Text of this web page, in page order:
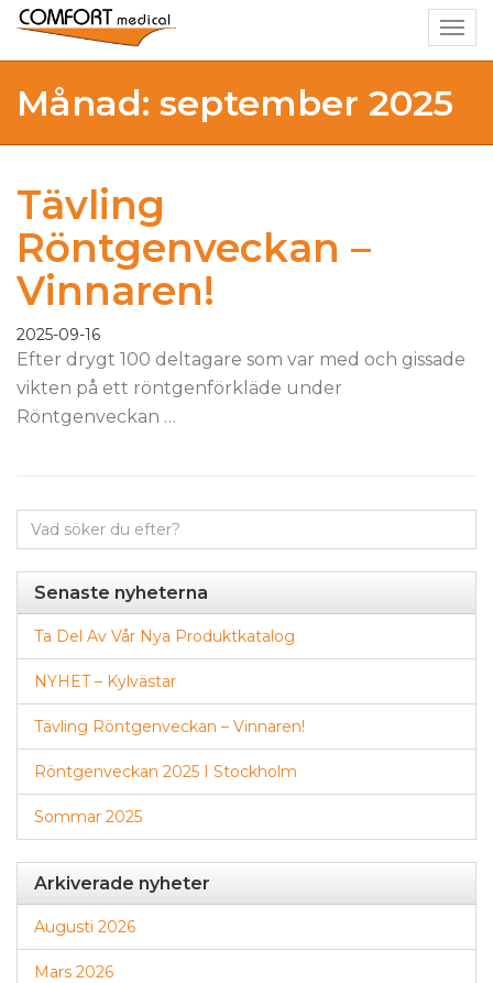
Månad: september 2025
Tävling
Röntgenveckan –
Vinnaren!
2025-09-16
Efter drygt 100 deltagare som var med och gissade
vikten på ett röntgenförkläde under
Röntgenveckan …
Sök
Senaste nyheterna
Ta Del Av Vår Nya Produktkatalog
NYHET – Kylvästar
Tävling Röntgenveckan – Vinnaren!
Röntgenveckan 2025 I Stockholm
Sommar 2025
Arkiverade nyheter
Augusti 2026
Mars 2026